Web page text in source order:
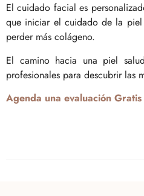
El cuidado facial es
que iniciar el cuidado de la piel
perder más colágeno.
El camino hacia una piel
profesionales para descubrir las
Agenda una evaluación Gratis